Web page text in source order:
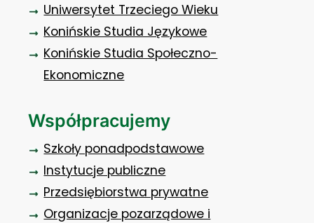
Uniwersytet Trzeciego Wieku
Konińskie Studia Językowe
Konińskie Studia Społeczno-
Ekonomiczne
Współpracujemy
Szkoły ponadpodstawowe
Instytucje publiczne
Przedsiębiorstwa prywatne
Organizacje pozarządowe i